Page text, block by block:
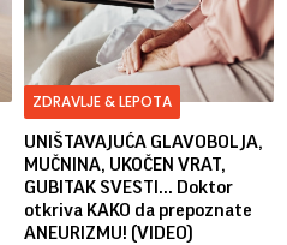
ZDRAVLJE & LEPOTA
UNIŠTAVAJUĆA GLAVOBOLJA,
MUČNINA, UKOČEN VRAT,
GUBITAK SVESTI... Doktor
otkriva KAKO da prepoznate
ANEURIZMU! (VIDEO)